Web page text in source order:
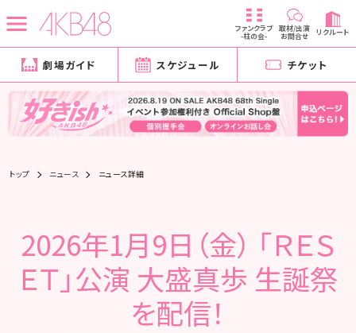
ファンクラブ
-柱の会-
取材/出演
お問合せ リクルート
劇場ガイド スケジュール チケット
トップ ニュース ニュース詳細
2026年1月9日（金） 「ＲＥＳ
ＥＴ」公演 大盛真歩 生誕祭
を配信！